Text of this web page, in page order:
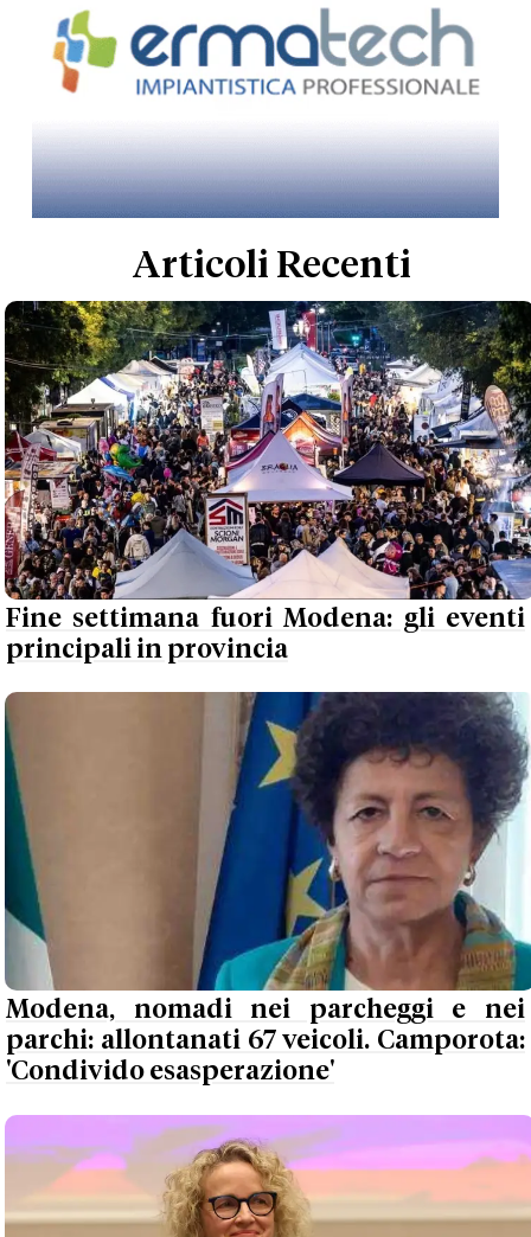
Articoli Recenti
Fine settimana fuori Modena: gli eventi
principali in provincia
Modena, nomadi nei parcheggi e nei
parchi: allontanati 67 veicoli. Camporota:
'Condivido esasperazione'